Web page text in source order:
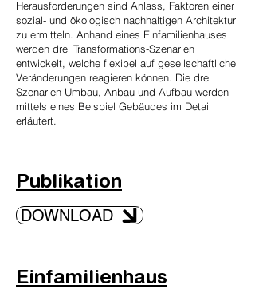
Herausforderungen sind Anlass, Faktoren einer
sozial- und ökologisch nachhaltigen Architektur
zu ermitteln. Anhand eines Einfamilienhauses
werden drei Transformations-Szenarien
entwickelt, welche flexibel auf gesellschaftliche
Veränderungen reagieren können. Die drei
Szenarien Umbau, Anbau und Aufbau werden
mittels eines Beispiel Gebäudes im Detail
erläutert.
Publikation
DOWNLOAD
Einfamilienhaus